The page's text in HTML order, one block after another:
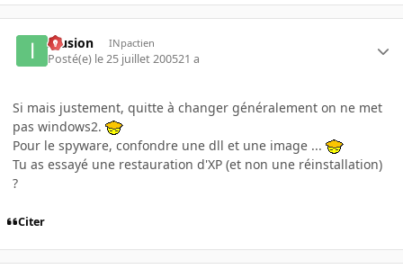
Illusion INpactien
Posté(e) le 25 juillet 200521 a
Si mais justement, quitte à changer généralement on ne met
pas windows2.
Pour le spyware, confondre une dll et une image ...
Tu as essayé une restauration d'XP (et non une réinstallation)
?
Citer